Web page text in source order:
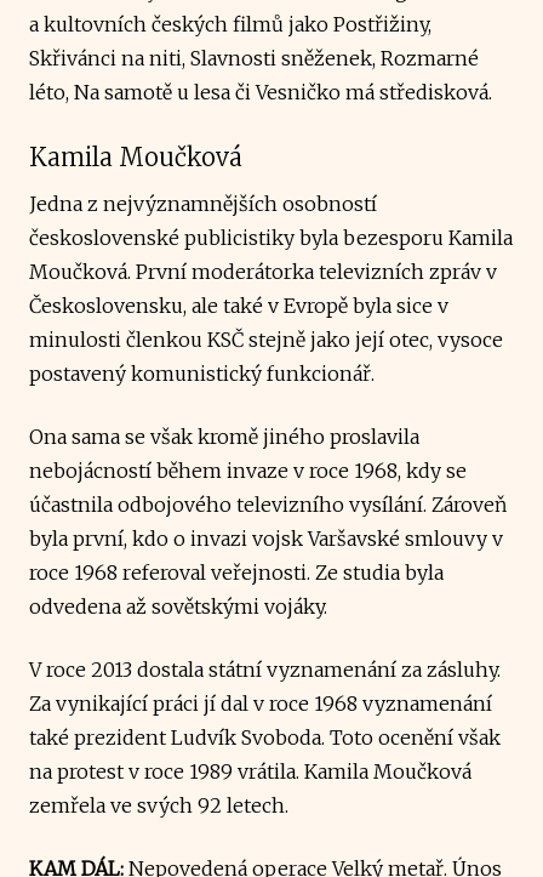
a kultovních českých filmů jako Postřižiny,
Skřivánci na niti, Slavnosti sněženek, Rozmarné
léto, Na samotě u lesa či Vesničko má středisková.
Kamila Moučková
Jedna z nejvýznamnějších osobností
československé publicistiky byla bezesporu Kamila
Moučková. První moderátorka televizních zpráv v
Československu, ale také v Evropě byla sice v
minulosti členkou KSČ stejně jako její otec, vysoce
postavený komunistický funkcionář.
Ona sama se však kromě jiného proslavila
nebojácností během invaze v roce 1968, kdy se
účastnila odbojového televizního vysílání. Zároveň
byla první, kdo o invazi vojsk Varšavské smlouvy v
roce 1968 referoval veřejnosti. Ze studia byla
odvedena až sovětskými vojáky.
V roce 2013 dostala státní vyznamenání za zásluhy.
Za vynikající práci jí dal v roce 1968 vyznamenání
také prezident Ludvík Svoboda. Toto ocenění však
na protest v roce 1989 vrátila. Kamila Moučková
zemřela ve svých 92 letech.
KAM DÁL: Nepovedená operace Velký metař. Únos